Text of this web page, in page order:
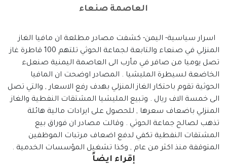
العاصمة صنعاء
اسرار سياسية- اليمن- كشفت مصادر مطلعة ان مافيا الغاز
المنزلي في صنعاء والتابعة لجماعة الحوثي تلتهم 100 قاطرة غاز
تصل يوميا من صافر في مأرب الى العاصمة اليمنية صنعلء
الخاضعة لسيطرة المليشيا . المصادر اوضحت ان المافيا
الحوثية تقوم باحتكار الغاز المنزلي بهدف رفع الاسعار , والتي تصل
الى خمسة الاف ريال . وتبيع المليشيا المشتقات النفطية والغاز
المنزلي باضعاف سعرها , للحصول على ايرادات مالية هائلة
تذهب لصالح جماعة الحوثي . وقالت مصادر ان فوراق بيع
المشتقات النفطية تكفي لدفع اضعاف مرتبات الموظفين
المتوقفة منذ اكثر من عام , وكذا تشغيل المؤسسات الخدمية .
إقراء ايضاً